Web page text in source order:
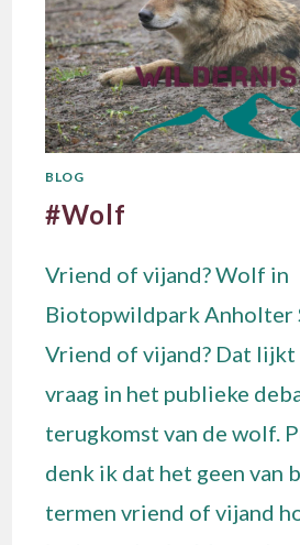
BLOG
#Wolf
Vriend of vijand? Wolf in
Biotopwildpark Anholter
Vriend of vijand? Dat
vraag in het publieke
terugkomst van de wolf.
denk ik dat het geen van
termen vriend of vijand